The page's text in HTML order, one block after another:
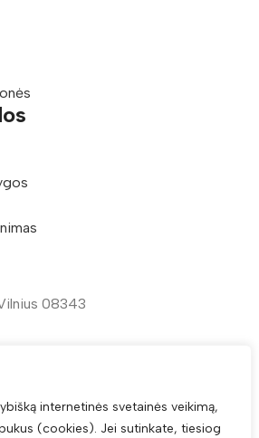
internetinės svetainės veikimą,
(cookies). Jei sutinkate, tiesiog
08343